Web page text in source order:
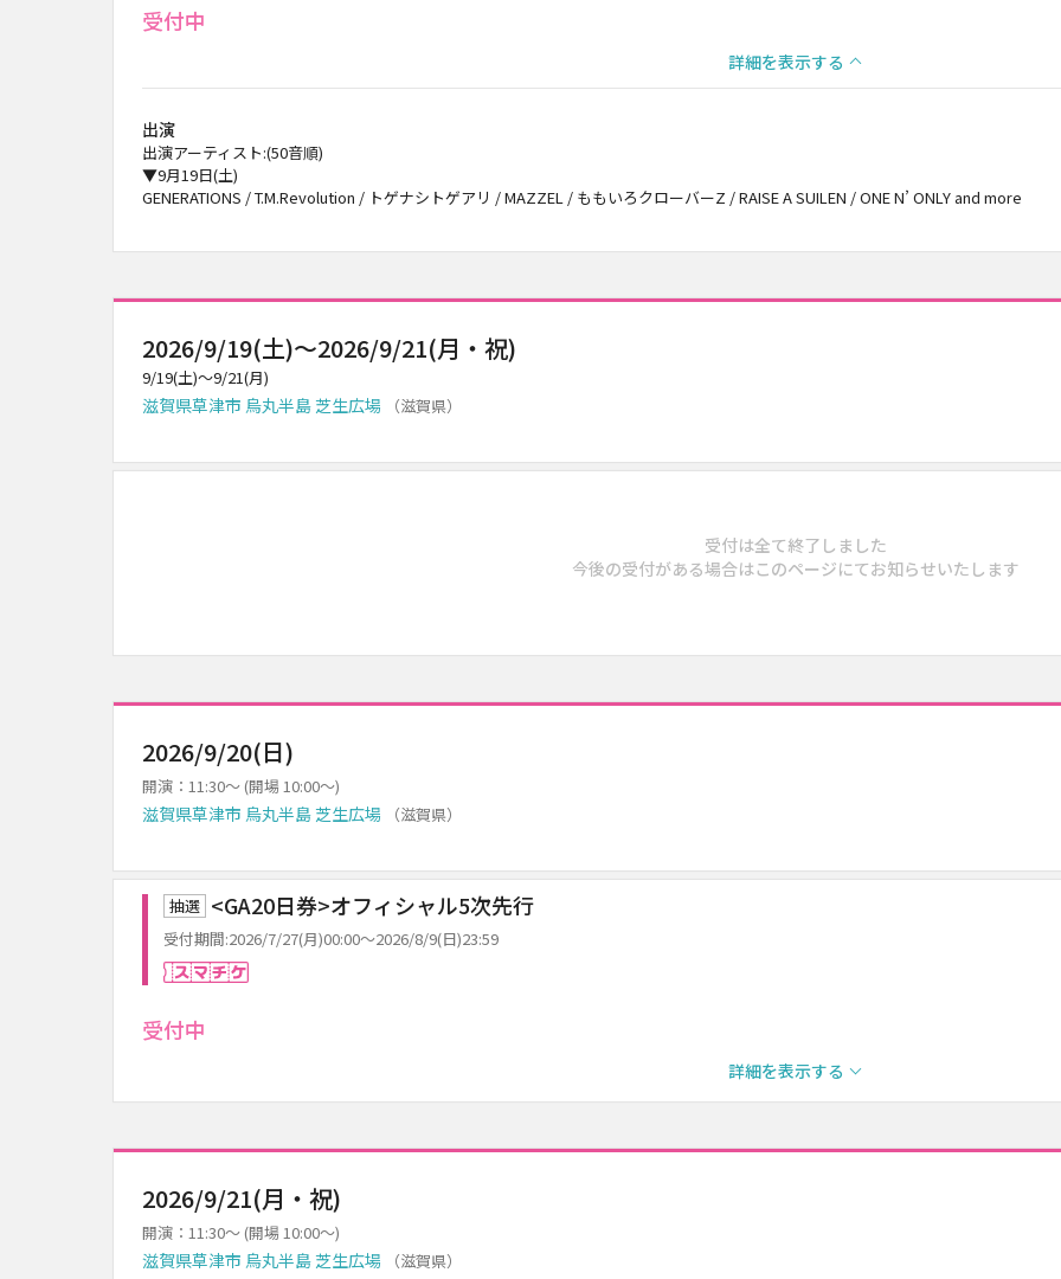
受付中
詳細を表示する
出演
出演アーティスト:(50音順)
▼9月19日(土)
GENERATIONS / T.M.Revolution / トゲナシトゲアリ / MAZZEL / ももいろクローバーZ / RAISE A SUILEN / ONE N’ ONLY and more
2026/9/19(土)～2026/9/21(月・祝)
9/19(土)～9/21(月)
滋賀県草津市 烏丸半島 芝生広場 （滋賀県）
受付は全て終了しました
今後の受付がある場合はこのページにてお知らせいたします
2026/9/20(日)
開演：11:30～ (開場 10:00～)
滋賀県草津市 烏丸半島 芝生広場 （滋賀県）
抽選 <GA20日券>オフィシャル5次先行
受付期間:2026/7/27(月)00:00～2026/8/9(日)23:59
受付中
詳細を表示する
2026/9/21(月・祝)
開演：11:30～ (開場 10:00～)
滋賀県草津市 烏丸半島 芝生広場 （滋賀県）